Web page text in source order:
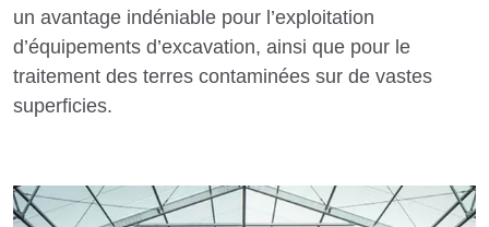
un avantage indéniable pour l’exploitation
d’équipements d’excavation, ainsi que pour le
traitement des terres contaminées sur de vastes
superficies.